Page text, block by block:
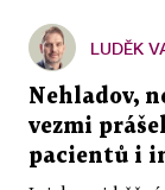
LUDĚK
Nehladov,
vezmi
pacientů i